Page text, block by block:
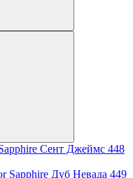
Сент Джеймс 448